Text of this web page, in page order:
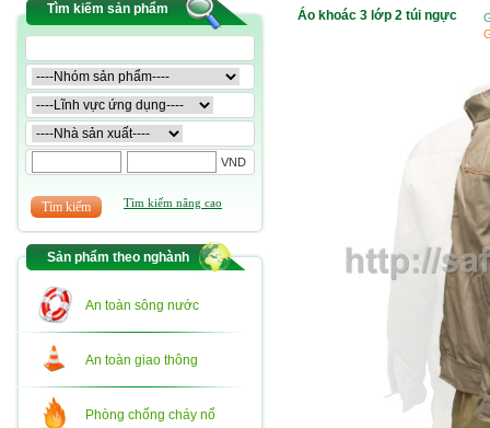
Tìm kiếm sản phẩm
VND
Tìm kiếm nâng cao
Sản phẩm theo nghành
An toàn sông nước
An toàn giao thông
Phòng chống cháy nổ
Áo khoác 3 lớp 2 túi ngực